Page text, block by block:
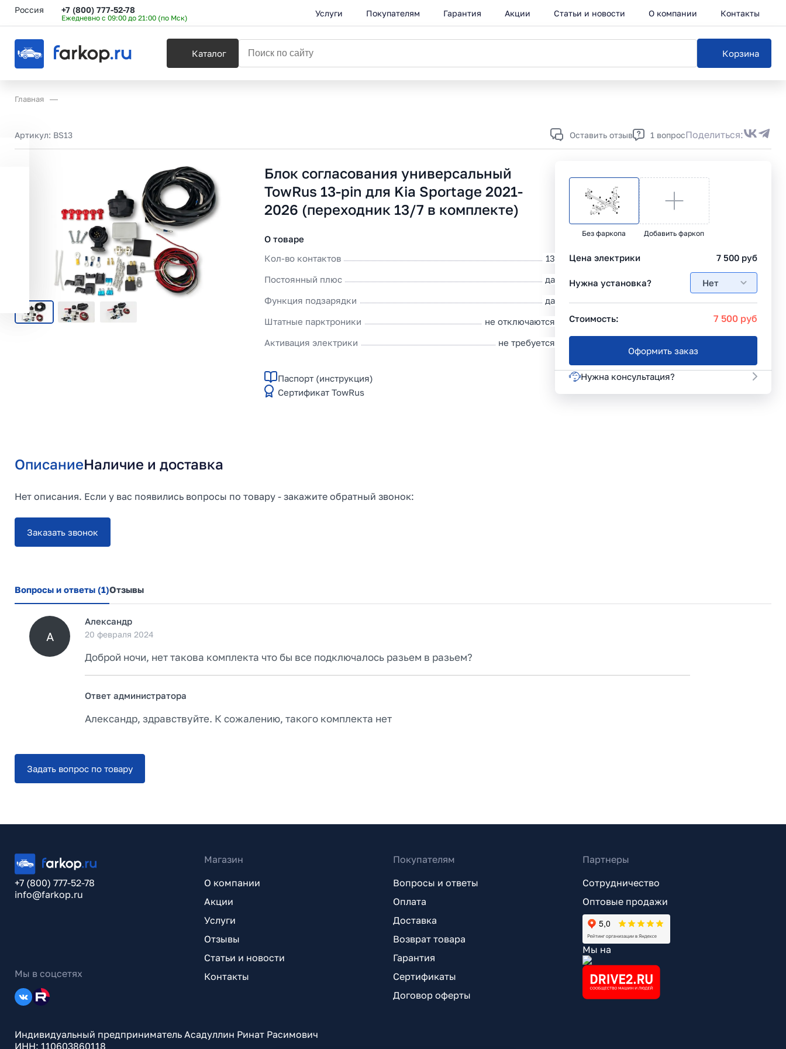
Россия +7 (800) 777-52-78
Ежедневно с 09:00 до 21:00 (по Мск) Услуги Покупателям Гарантия Акции Статьи и новости О компании Контакты
Каталог Корзина
Главная
Артикул: BS13 Оставить отзыв 1 вопросПоделиться:
Блок согласования универсальный
TowRus 13-pin для Kia Sportage 2021-
2026 (переходник 13/7 в комплекте)
О товаре
Кол-во контактов
13
Постоянный плюс
да
Функция подзарядки
да
Штатные парктроники
не отключаются
Активация электрики
не требуется
Паспорт (инструкция)
Сертификат TowRus
Без фаркопа Добавить фаркоп
Цена электрики 7 500руб
Нужна установка? Нет
Стоимость: 7 500руб
Оформить заказ
Нужна консультация?
ОписаниеНаличие и доставка
Нет описания. Если у вас появились вопросы по товару - закажите обратный звонок:
Заказать звонок
Вопросы и ответы (1)Отзывы
А
Александр
20 февраля 2024
Доброй ночи, нет такова комплекта что бы все подключалось разьем в разьем?
Ответ администратора
Александр, здравствуйте. К сожалению, такого комплекта нет
Задать вопрос по товару
+7 (800) 777-52-78
info@farkop.ru
Мы в соцсетях
Магазин
О компании
Акции
Услуги
Отзывы
Статьи и новости
Контакты
Покупателям
Вопросы и ответы
Оплата
Доставка
Возврат товара
Гарантия
Сертификаты
Договор оферты
Партнеры
Сотрудничество
Оптовые продажи
Мы на
Индивидуальный предприниматель Асадуллин Ринат Расимович
ИНН: 110603860118